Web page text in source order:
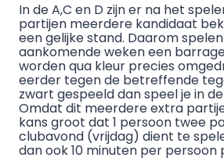
In de A,C en D zijn er na het
partijen meerdere kandidaat
een gelijke stand. Daarom
aankomende weken een
worden qua kleur precies
eerder tegen de betreffende
zwart gespeeld dan speel je in
Omdat dit meerdere extra
kans groot dat 1 persoon twee
clubavond (vrijdag) dient te
dan ook 10 minuten per persoon